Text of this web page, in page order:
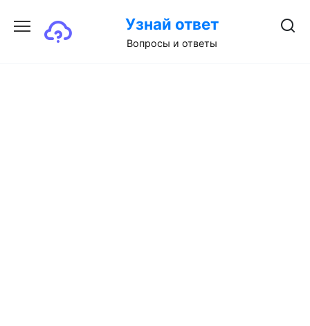
содержанию
Узнай ответ
Вопросы и ответы